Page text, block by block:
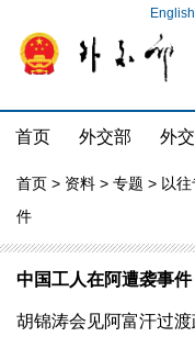
English
首页 外交部 外
首页 > 资料 > 专题 > 以
件
中国工人在阿遭袭事件
胡锦涛会见阿富汗过